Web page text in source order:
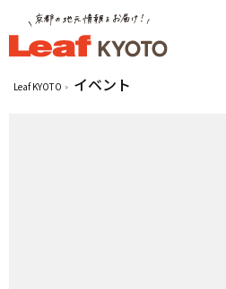
Leaf KYOTO イベント